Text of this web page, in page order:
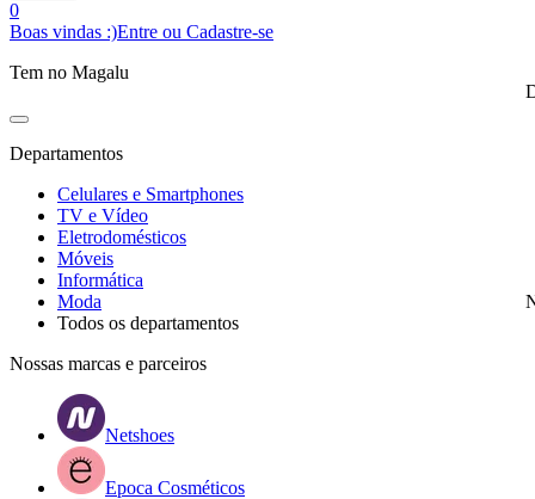
0
Boas vindas :)Entre ou Cadastre-se
Tem no Magalu
Departamentos
Celulares e Smartphones
TV e Vídeo
Eletrodomésticos
Móveis
Informática
Moda
Todos os departamentos
Nossas marcas e parceiros
Netshoes
Epoca Cosméticos